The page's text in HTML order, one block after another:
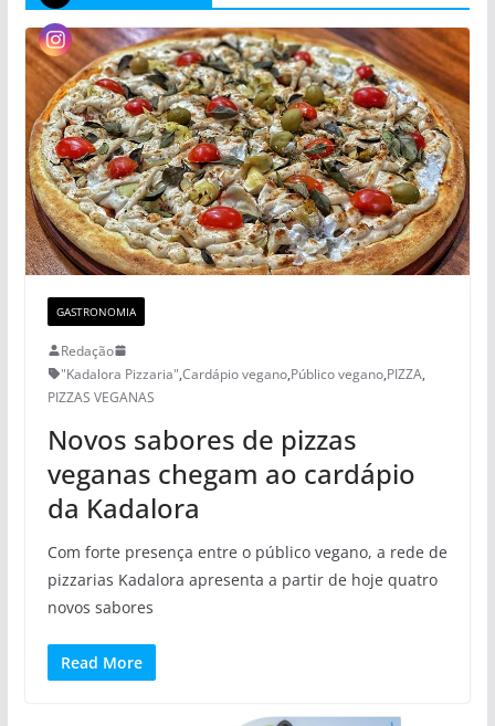
GASTRONOMIA
Redação
"Kadalora Pizzaria",Cardápio vegano,Público vegano,PIZZA,
PIZZAS VEGANAS
Novos sabores de pizzas
veganas chegam ao cardápio
da Kadalora
Com forte presença entre o público vegano, a rede de
pizzarias Kadalora apresenta a partir de hoje quatro
novos sabores
Read More